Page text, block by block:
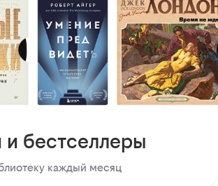
и бестселлеры
каждый месяц